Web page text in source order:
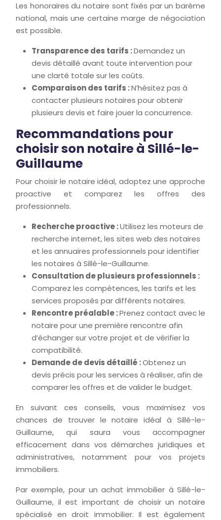
Les honoraires du notaire sont fixés par un barème
national, mais une certaine marge de négociation
est possible.
Transparence des tarifs :Demandez un
devis détaillé avant toute intervention pour
une clarté totale sur les coûts.
Comparaison des tarifs :N’hésitez pas à
contacter plusieurs notaires pour obtenir
plusieurs devis et faire jouer la concurrence.
Recommandations pour
choisir son notaire à Sillé-le-
Guillaume
Pour choisir le notaire idéal, adoptez une approche
proactive et comparez les offres des
professionnels.
Recherche proactive :Utilisez les moteurs de
recherche internet, les sites web des notaires
et les annuaires professionnels pour identifier
les notaires à Sillé-le-Guillaume.
Consultation de plusieurs professionnels :
Comparez les compétences, les tarifs et les
services proposés par différents notaires.
Rencontre préalable :Prenez contact avec le
notaire pour une première rencontre afin
d’échanger sur votre projet et de vérifier la
compatibilité.
Demande de devis détaillé :Obtenez un
devis précis pour les services à réaliser, afin de
comparer les offres et de valider le budget.
En suivant ces conseils, vous maximisez vos
chances de trouver le notaire idéal à Sillé-le-
Guillaume, qui saura vous accompagner
efficacement dans vos démarches juridiques et
administratives, notamment pour vos projets
immobiliers.
Par exemple, pour un achat immobilier à Sillé-le-
Guillaume, il est important de choisir un notaire
spécialisé en droit immobilier. Il est également